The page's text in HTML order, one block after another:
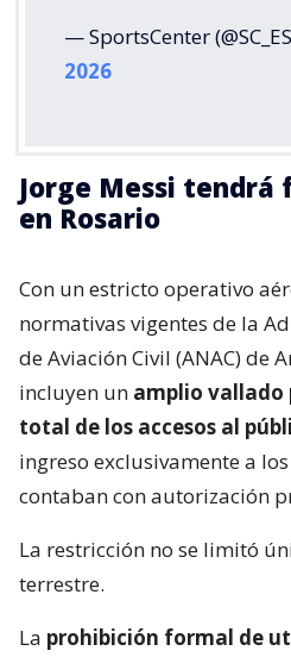
— SportsCenter
2026
Jorge Messi
en Rosario
Con un estricto operativo
normativas vigentes de la
de Aviación Civil (ANAC) de
incluyen un amplio vallado
total de los accesos al
ingreso exclusivamente a
contaban con autorización
La restricción no se limitó
terrestre.
La prohibición formal de